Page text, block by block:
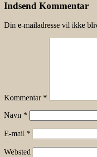
Indsend Kommentar
Din e-mailadresse vil ikke
Kommentar *
Navn *
E-mail *
Websted